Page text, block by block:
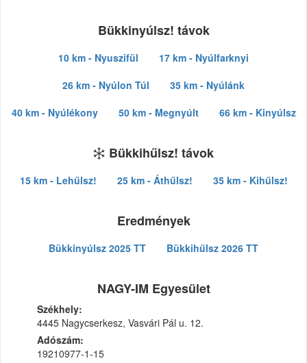
Bükkinyúlsz! távok
10 km - Nyuszifül
17 km - Nyúlfarknyi
26 km - Nyúlon Túl
35 km - Nyúlánk
40 km - Nyúlékony
50 km - Megnyúlt 66 km - Kinyúlsz
Bükkihűlsz! távok
15 km - Lehűlsz! 25 km - Áthűlsz! 35 km - Kihűlsz!
Eredmények
Bükkinyúlsz 2025 TT Bükkihűlsz 2026 TT
NAGY-IM Egyesület
Székhely:
4445 Nagycserkesz, Vasvári Pál u. 12.
Adószám:
19210977-1-15